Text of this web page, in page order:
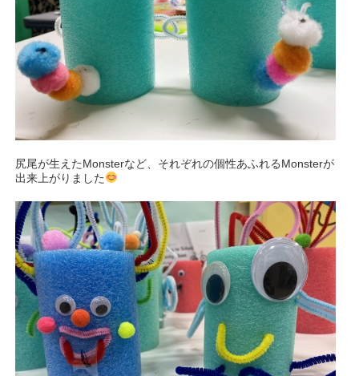
尻尾が生えたMonsterなど、それぞれの個性あふれるMonsterが
出来上がりました